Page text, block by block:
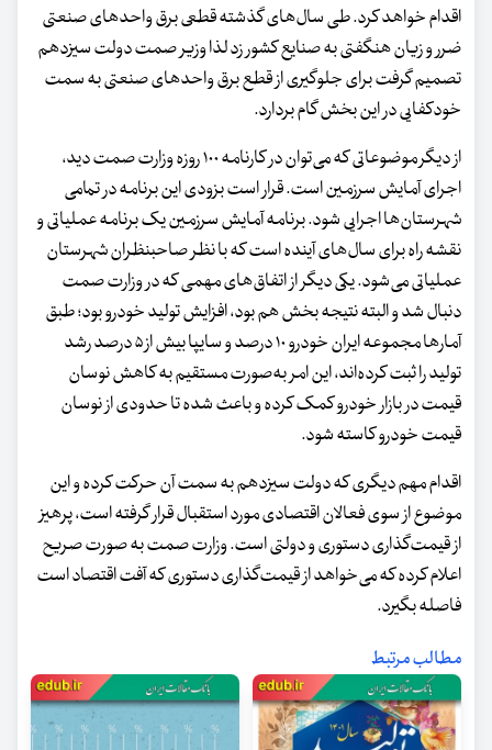
اقدام خواهد کرد. طی سال‌های گذشته قطعی برق واحدهای صنعتی
ضرر و زیان هنگفتی به صنایع کشور زد لذا وزیر صمت دولت سیزدهم
تصمیم گرفت برای جلوگیری از قطع برق واحدهای صنعتی به سمت
خودکفایی در این بخش گام بردارد.
از دیگر موضوعاتی که می‌توان در کارنامه ۱۰۰ روزه وزارت صمت دید،
اجرای آمایش سرزمین است. قرار است بزودی این برنامه در تمامی
شهرستان‌ها اجرایی شود. برنامه آمایش سرزمین یک برنامه عملیاتی و
نقشه راه برای سال‌های آینده است که با نظر صاحبنظران شهرستان
عملیاتی می‌شود. یکی دیگر از اتفاق‌های مهمی که در وزارت صمت
دنبال شد و البته نتیجه بخش هم بود، افزایش تولید خودرو بود؛ طبق
آمارها مجموعه ایران خودرو ۱۰ درصد و سایپا بیش از ۵ درصد رشد
تولید را ثبت کرده‌اند، این امر به‌صورت مستقیم به کاهش نوسان
قیمت در بازار خودرو کمک کرده و باعث شده تا حدودی از نوسان
قیمت خودرو کاسته شود.
اقدام مهم دیگری که دولت سیزدهم به سمت آن حرکت کرده و این
موضوع از سوی فعالان اقتصادی مورد استقبال قرار گرفته است، پرهیز
از قیمت‌گذاری دستوری و دولتی است. وزارت صمت به صورت صریح
اعلام کرده که می‌خواهد از قیمت‌گذاری دستوری که آفت اقتصاد است
فاصله بگیرد.
مطالب مرتبط